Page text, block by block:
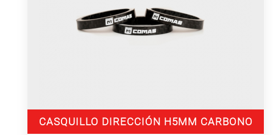
CASQUILLO DIRECCIÓN H5MM CARBONO